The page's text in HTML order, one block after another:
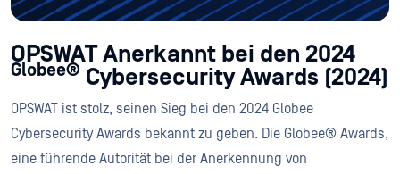
OPSWAT Anerkannt bei den 2024
Globee® Cybersecurity Awards (2024)
OPSWAT ist stolz, seinen Sieg bei den 2024 Globee
Cybersecurity Awards bekannt zu geben. Die Globee® Awards,
eine führende Autorität bei der Anerkennung von